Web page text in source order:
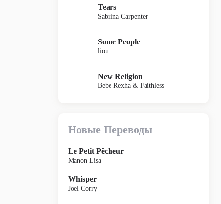
Tears
Sabrina Carpenter
Some People
liou
New Religion
Bebe Rexha & Faithless
Новые Переводы
Le Petit Pêcheur
Manon Lisa
Whisper
Joel Corry